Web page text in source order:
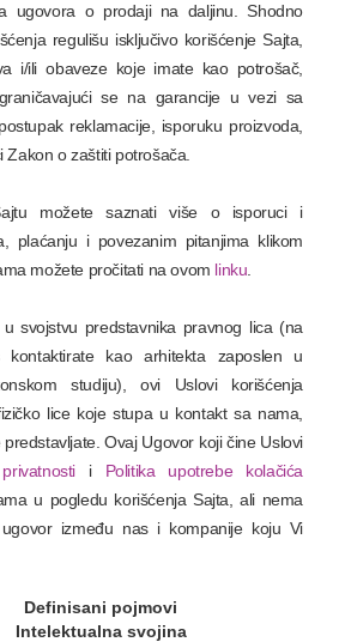
ugovora o prodaji na daljinu. Shodno
regulišu isključivo korišćenje Sajta,
i/ili obaveze koje imate kao potrošač,
se na garancije u vezi sa
reklamacije, isporuku proizvoda,
Zakon o zaštiti potrošača.
možete saznati više o isporuci i
plaćanju i povezanim pitanjima klikom
možete pročitati na ovom linku
svojstvu predstavnika pravnog lica (na
kontaktirate kao arhitekta zaposlen u
studiju), ovi Uslovi korišćenja
lice koje stupa u kontakt sa nama,
Ovaj Ugovor koji čine Uslovi
i Politika upotrebe kolačića
u pogledu korišćenja Sajta, ali nema
između nas i kompanije koju Vi
Definisani pojmovi
Intelektualna svojina